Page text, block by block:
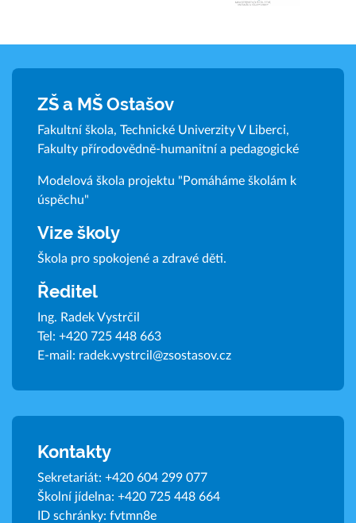
ZŠ a MŠ Ostašov
Fakultní škola, Technické Univerzity V Liberci,
Fakulty přírodovědně-humanitní a pedagogické
Modelová škola projektu "Pomáháme školám k
úspěchu"
Vize školy
Škola pro spokojené a zdravé děti.
Ředitel
Ing. Radek Vystrčil
Tel: +420 725 448 663
E-mail: radek.vystrcil@zsostasov.cz
Kontakty
Sekretariát: +420 604 299 077
Školní jídelna: +420 725 448 664
ID schránky: fvtmn8e